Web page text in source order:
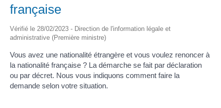
française
Vérifié le 28/02/2023 - Direction de l'information légale et
administrative (Première ministre)
Vous avez une nationalité étrangère et vous voulez renoncer à
la nationalité française ? La démarche se fait par déclaration
ou par décret. Nous vous indiquons comment faire la
demande selon votre situation.